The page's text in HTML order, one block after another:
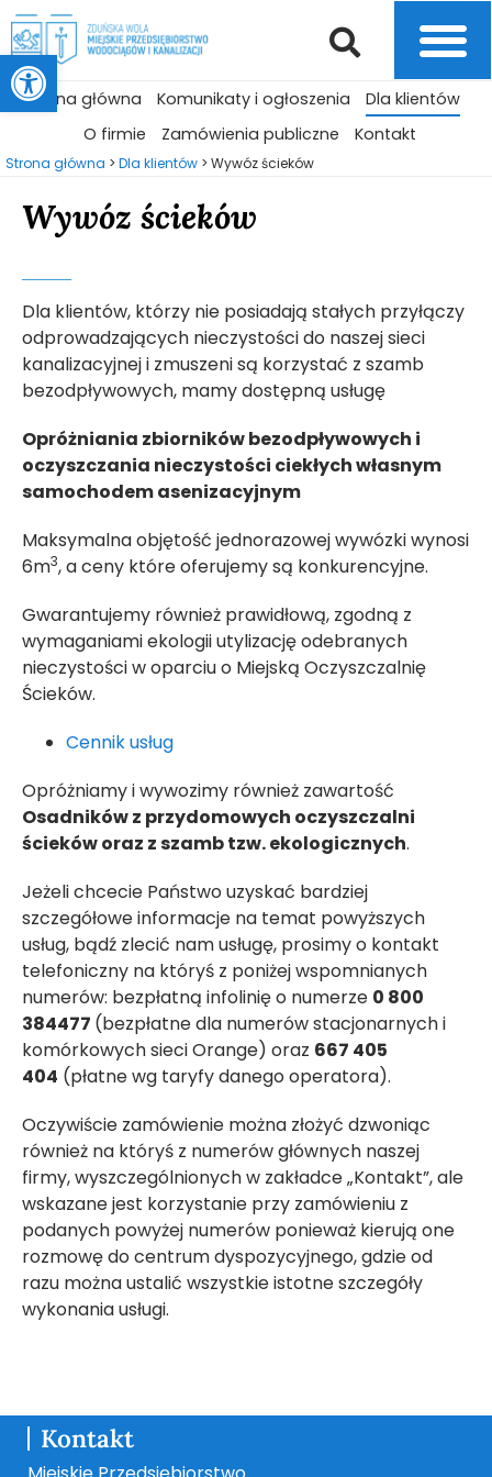
Otwórz pasek narzędzi
Strona główna Komunikaty i ogłoszenia
Dla klientów
O firmie
Zamówienia publiczne Kontakt
Strona główna > Dla klientów > Wywóz ścieków
Wywóz ścieków
Dla klientów, którzy nie posiadają stałych przyłączy
odprowadzających nieczystości do naszej sieci
kanalizacyjnej i zmuszeni są korzystać z szamb
bezodpływowych, mamy dostępną usługę
Opróżniania zbiorników bezodpływowych i
oczyszczania nieczystości ciekłych własnym
samochodem asenizacyjnym
Maksymalna objętość jednorazowej wywózki wynosi
6m3, a ceny które oferujemy są konkurencyjne.
Gwarantujemy również prawidłową, zgodną z
wymaganiami ekologii utylizację odebranych
nieczystości w oparciu o Miejską Oczyszczalnię
Ścieków.
Cennik usług
Opróżniamy i wywozimy również zawartość
Osadników z przydomowych oczyszczalni
ścieków oraz z szamb tzw. ekologicznych.
Jeżeli chcecie Państwo uzyskać bardziej
szczegółowe informacje na temat powyższych
usług, bądź zlecić nam usługę, prosimy o kontakt
telefoniczny na któryś z poniżej wspomnianych
numerów: bezpłatną infolinię o numerze 0 800
384477 (bezpłatne dla numerów stacjonarnych i
komórkowych sieci Orange) oraz 667 405
404 (płatne wg taryfy danego operatora).
Oczywiście zamówienie można złożyć dzwoniąc
również na któryś z numerów głównych naszej
firmy, wyszczególnionych w zakładce „Kontakt”, ale
wskazane jest korzystanie przy zamówieniu z
podanych powyżej numerów ponieważ kierują one
rozmowę do centrum dyspozycyjnego, gdzie od
razu można ustalić wszystkie istotne szczegóły
wykonania usługi.
Kontakt